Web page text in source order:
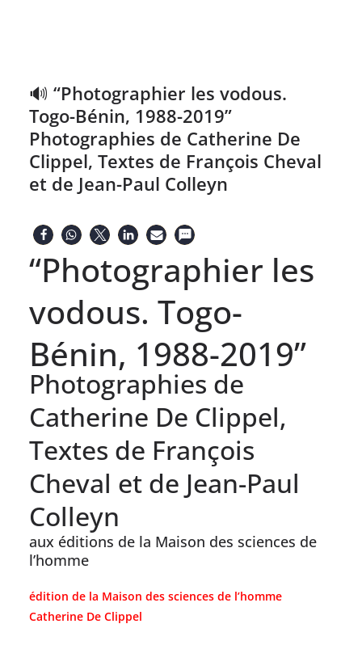
🔊 “Photographier les vodous.
Togo-Bénin, 1988-2019”
Photographies de Catherine De
Clippel, Textes de François Cheval
et de Jean-Paul Colleyn
“Photographier les
vodous. Togo-
Bénin, 1988-2019”
Photographies de
Catherine De Clippel,
Textes de François
Cheval et de Jean-Paul
Colleyn
aux éditions de la Maison des sciences de
l’homme
édition de la Maison des sciences de l’homme
Catherine De Clippel